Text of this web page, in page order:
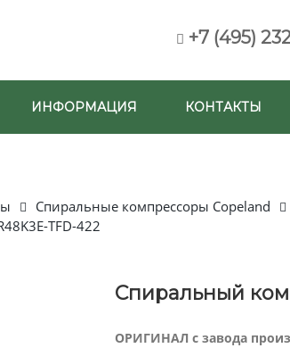
+7 (495)
ИНФОРМАЦИЯ КОНТАКТЫ
Спиральные компрессоры Copeland
TFD-422
Спиральный
ОРИГИНАЛ с завода